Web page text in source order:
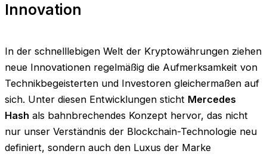
Innovation
In der schnelllebigen Welt der Kryptowährungen ziehen
neue Innovationen regelmäßig die Aufmerksamkeit von
Technikbegeisterten und Investoren gleichermaßen auf
sich. Unter diesen Entwicklungen sticht Mercedes
Hash als bahnbrechendes Konzept hervor, das nicht
nur unser Verständnis der Blockchain-Technologie neu
definiert, sondern auch den Luxus der Marke